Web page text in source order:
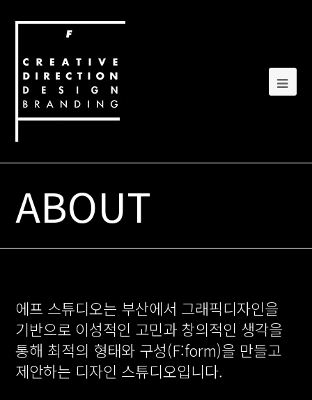
ABOUT
에프 스튜디오는 부산에서 그래픽디자인을
기반으로 이성적인 고민과 창의적인 생각을
통해 최적의 형태와 구성(F:form)을 만들고
제안하는 디자인 스튜디오입니다.